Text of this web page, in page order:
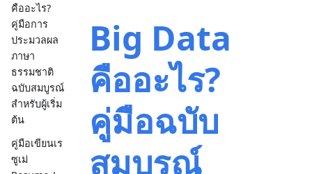
คืออะไร?
คู่มือการ
ประมวลผล
ภาษา
ธรรมชาติ
ฉบับสมบูรณ์
สำหรับผู้เริ่ม
ต้น
คู่มือเขียนเร
ซูเม่
Big Data
คืออะไร?
คู่มือฉบับ
สมบูรณ์